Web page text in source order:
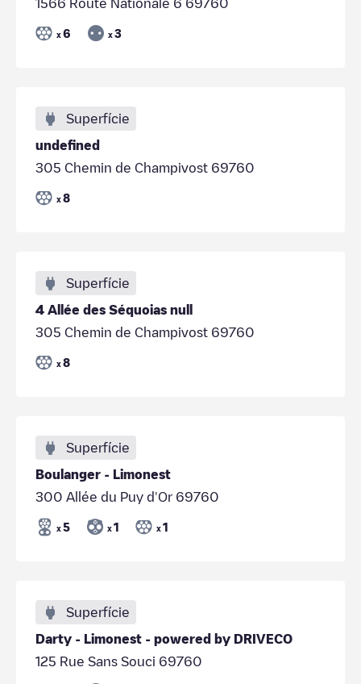
1566 Route Nationale 6 69760
x 6 x 3
Superfície
undefined
305 Chemin de Champivost 69760
x 8
Superfície
4 Allée des Séquoias null
305 Chemin de Champivost 69760
x 8
Superfície
Boulanger - Limonest
300 Allée du Puy d'Or 69760
x 5 x 1 x 1
Superfície
Darty - Limonest - powered by DRIVECO
125 Rue Sans Souci 69760